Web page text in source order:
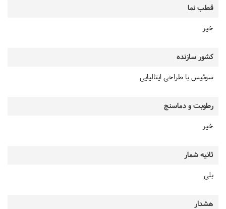
قطب نما
خیر
کشور سازنده
سوئیس با طراحی ایتالیایی
رطوبت و دماسنج
خیر
ثانیه شمار
بلی
هشدار